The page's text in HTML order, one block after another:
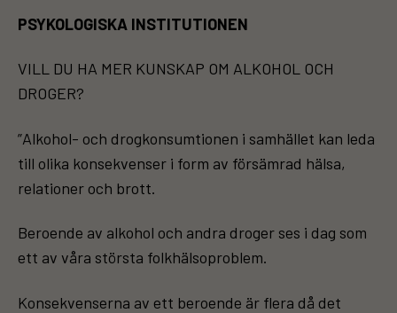
PSYKOLOGISKA INSTITUTIONEN
VILL DU HA MER KUNSKAP OM ALKOHOL OCH
DROGER?
”Alkohol- och drogkonsumtionen i samhället kan leda
till olika konsekvenser i form av försämrad hälsa,
relationer och brott.
Beroende av alkohol och andra droger ses i dag som
ett av våra största folkhälsoproblem.
Konsekvenserna av ett beroende är flera då det